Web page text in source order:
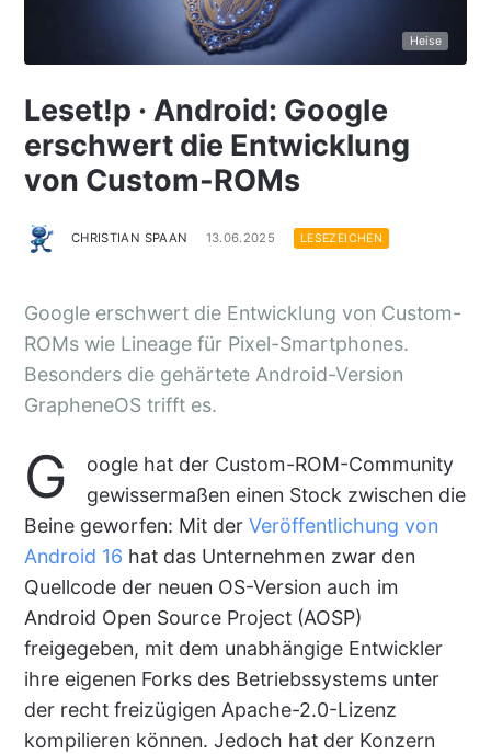
Heise
Leset!p · Android: Google
erschwert die Entwicklung
von Custom-ROMs
CHRISTIAN SPAAN 13.06.2025 LESEZEICHEN
Google erschwert die Entwicklung von Custom-
ROMs wie Lineage für Pixel-Smartphones.
Besonders die gehärtete Android-Version
GrapheneOS trifft es.
G
oogle hat der Custom-ROM-Community
gewissermaßen einen Stock zwischen die
Beine geworfen: Mit der Veröffentlichung von
Android 16 hat das Unternehmen zwar den
Quellcode der neuen OS-Version auch im
Android Open Source Project (AOSP)
freigegeben, mit dem unabhängige Entwickler
ihre eigenen Forks des Betriebssystems unter
der recht freizügigen Apache-2.0-Lizenz
kompilieren können. Jedoch hat der Konzern